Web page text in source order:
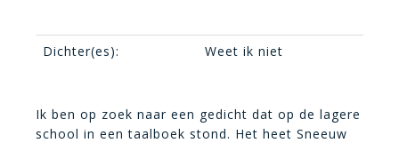
Dichter(es): Weet ik niet
Ik ben op zoek naar een gedicht dat op de lagere
school in een taalboek stond. Het heet Sneeuw